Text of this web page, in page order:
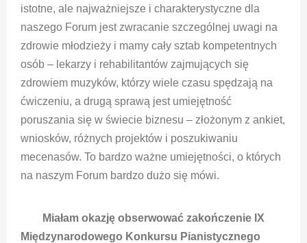
istotne, ale najważniejsze i charakterystyczne dla
naszego Forum jest zwracanie szczególnej uwagi na
zdrowie młodzieży i mamy cały sztab kompetentnych
osób – lekarzy i rehabilitantów zajmujących się
zdrowiem muzyków, którzy wiele czasu spędzają na
ćwiczeniu, a drugą sprawą jest umiejętność
poruszania się w świecie biznesu – złożonym z ankiet,
wniosków, różnych projektów i poszukiwaniu
mecenasów. To bardzo ważne umiejętności, o których
na naszym Forum bardzo dużo się mówi.
Miałam okazję obserwować zakończenie IX
Międzynarodowego Konkursu Pianistycznego